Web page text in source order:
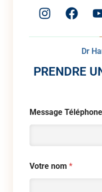
Dr
PRENDRE
Message
Votre nom *